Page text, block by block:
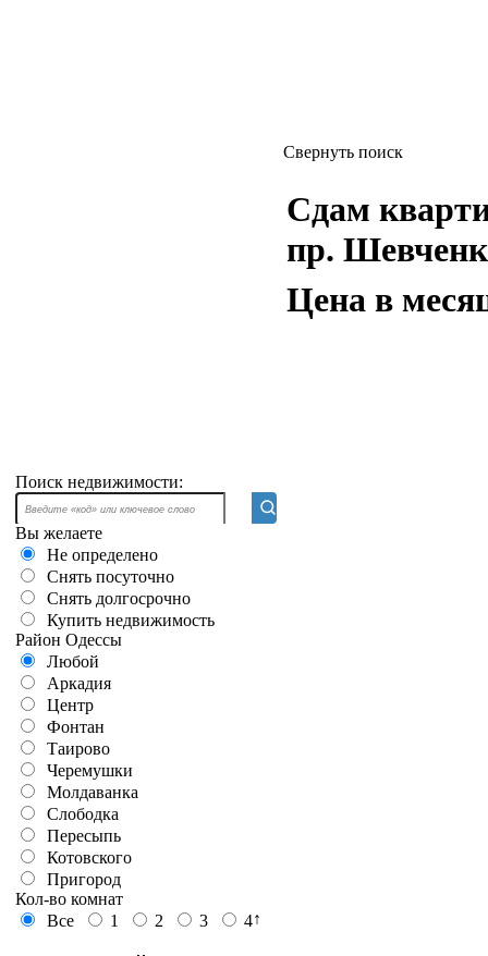
Свернуть поиск
Сдам
пр.
Цена в
Поиск недвижимости:
Вы желаете
Не определено
Снять посуточно
Снять долгосрочно
Купить недвижимость
Район Одессы
Любой
Аркадия
Центр
Фонтан
Таирово
Черемушки
Молдаванка
Слободка
Пересыпь
Котовского
Пригород
Кол-во комнат
Все
1 2 3 4↑